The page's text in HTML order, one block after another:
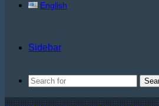
English
Sidebar